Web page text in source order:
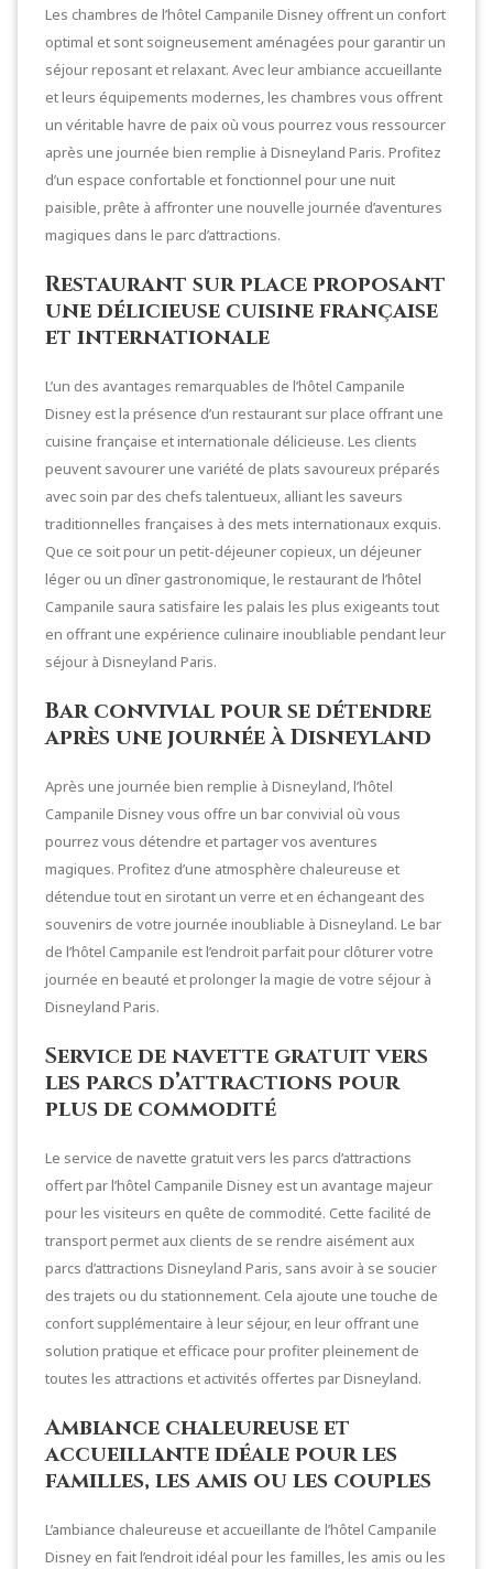
Les chambres de l’hôtel Campanile Disney offrent un confort
optimal et sont soigneusement aménagées pour garantir un
séjour reposant et relaxant. Avec leur ambiance accueillante
et leurs équipements modernes, les chambres vous offrent
un véritable havre de paix où vous pourrez vous ressourcer
après une journée bien remplie à Disneyland Paris. Profitez
d’un espace confortable et fonctionnel pour une nuit
paisible, prête à affronter une nouvelle journée d’aventures
magiques dans le parc d’attractions.
Restaurant sur place proposant
une délicieuse cuisine française
et internationale
L’un des avantages remarquables de l’hôtel Campanile
Disney est la présence d’un restaurant sur place offrant une
cuisine française et internationale délicieuse. Les clients
peuvent savourer une variété de plats savoureux préparés
avec soin par des chefs talentueux, alliant les saveurs
traditionnelles françaises à des mets internationaux exquis.
Que ce soit pour un petit-déjeuner copieux, un déjeuner
léger ou un dîner gastronomique, le restaurant de l’hôtel
Campanile saura satisfaire les palais les plus exigeants tout
en offrant une expérience culinaire inoubliable pendant leur
séjour à Disneyland Paris.
Bar convivial pour se détendre
après une journée à Disneyland
Après une journée bien remplie à Disneyland, l’hôtel
Campanile Disney vous offre un bar convivial où vous
pourrez vous détendre et partager vos aventures
magiques. Profitez d’une atmosphère chaleureuse et
détendue tout en sirotant un verre et en échangeant des
souvenirs de votre journée inoubliable à Disneyland. Le bar
de l’hôtel Campanile est l’endroit parfait pour clôturer votre
journée en beauté et prolonger la magie de votre séjour à
Disneyland Paris.
Service de navette gratuit vers
les parcs d’attractions pour
plus de commodité
Le service de navette gratuit vers les parcs d’attractions
offert par l’hôtel Campanile Disney est un avantage majeur
pour les visiteurs en quête de commodité. Cette facilité de
transport permet aux clients de se rendre aisément aux
parcs d’attractions Disneyland Paris, sans avoir à se soucier
des trajets ou du stationnement. Cela ajoute une touche de
confort supplémentaire à leur séjour, en leur offrant une
solution pratique et efficace pour profiter pleinement de
toutes les attractions et activités offertes par Disneyland.
Ambiance chaleureuse et
accueillante idéale pour les
familles, les amis ou les couples
L’ambiance chaleureuse et accueillante de l’hôtel Campanile
Disney en fait l’endroit idéal pour les familles, les amis ou les